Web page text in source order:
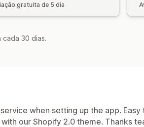
gratuita de 5 dia
cada 30 dias.
when setting up the app. Easy
our Shopify 2.0 theme. Thanks